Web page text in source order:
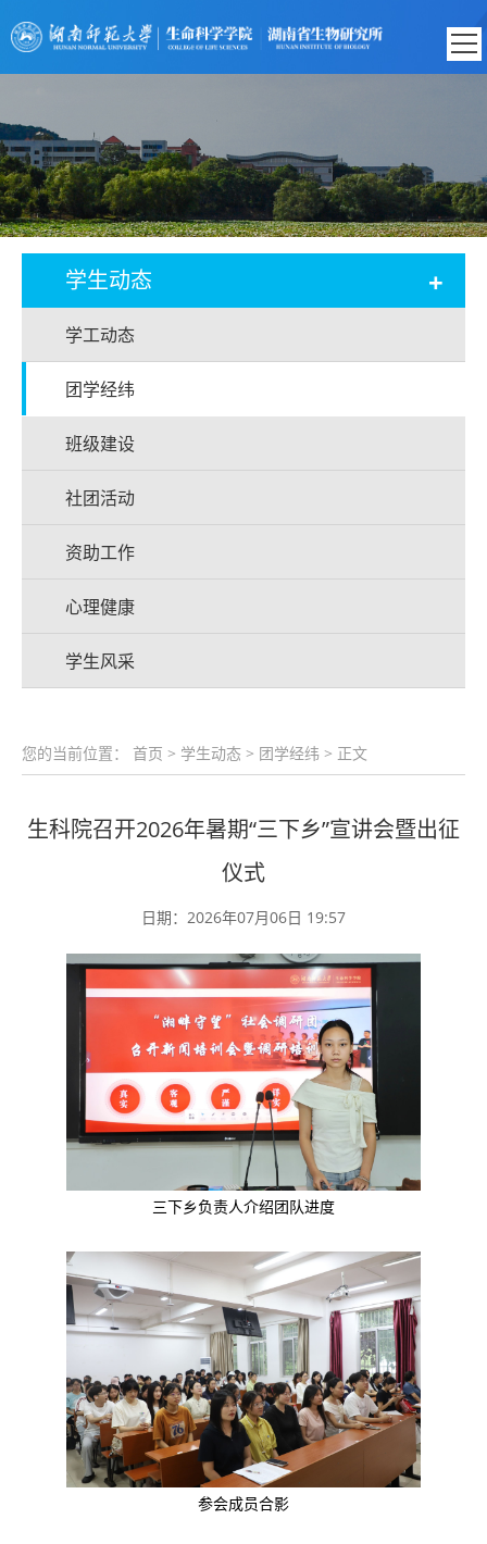
学生动态 +
学工动态
团学经纬
班级建设
社团活动
资助工作
心理健康
学生风采
您的当前位置： 首页 > 学生动态 > 团学经纬 > 正文
生科院召开2026年暑期“三下乡”宣讲会暨出征
仪式
日期：2026年07月06日 19:57
三下乡负责人介绍团队进度
参会成员合影